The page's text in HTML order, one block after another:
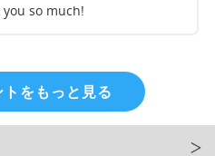
so much!
をもっと見る